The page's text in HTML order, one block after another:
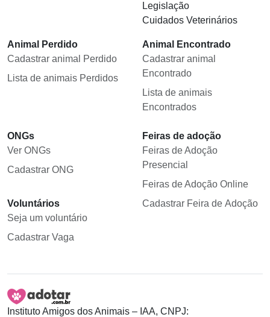
Legislação
Cuidados Veterinários
Animal Perdido
Cadastrar animal Perdido
Lista de animais Perdidos
Animal Encontrado
Cadastrar animal
Encontrado
Lista de animais
Encontrados
ONGs
Ver ONGs
Cadastrar ONG
Voluntários
Seja um voluntário
Cadastrar Vaga
Feiras de adoção
Feiras de Adoção
Presencial
Feiras de Adoção Online
Cadastrar Feira de Adoção
Instituto Amigos dos Animais – IAA, CNPJ: